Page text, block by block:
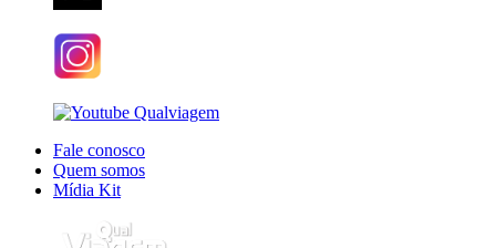
Fale conosco
Quem somos
Mídia Kit